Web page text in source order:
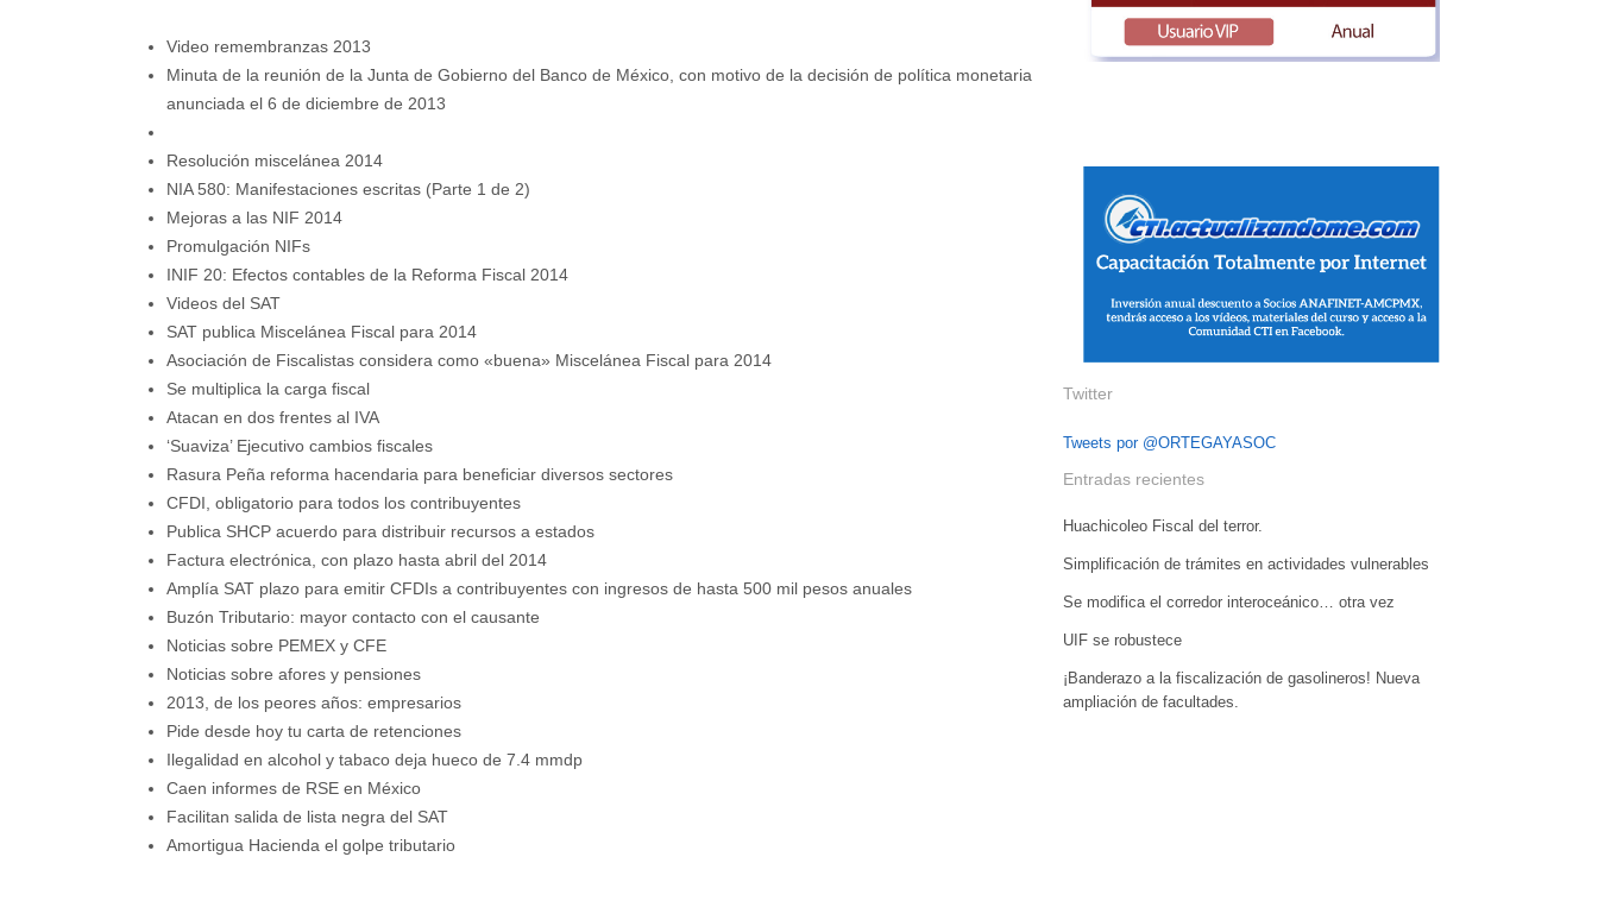
Video remembranzas 2013
Minuta de la reunión de la Junta de Gobierno del Banco de México, con motivo de la decisión de política monetaria
anunciada el 6 de diciembre de 2013
Resolución miscelánea 2014
NIA 580: Manifestaciones escritas (Parte 1 de 2)
Mejoras a las NIF 2014
Promulgación NIFs
INIF 20: Efectos contables de la Reforma Fiscal 2014
Videos del SAT
SAT publica Miscelánea Fiscal para 2014
Asociación de Fiscalistas considera como «buena» Miscelánea Fiscal para 2014
Se multiplica la carga fiscal
Atacan en dos frentes al IVA
‘Suaviza’ Ejecutivo cambios fiscales
Rasura Peña reforma hacendaria para beneficiar diversos sectores
CFDI, obligatorio para todos los contribuyentes
Publica SHCP acuerdo para distribuir recursos a estados
Factura electrónica, con plazo hasta abril del 2014
Amplía SAT plazo para emitir CFDIs a contribuyentes con ingresos de hasta 500 mil pesos anuales
Buzón Tributario: mayor contacto con el causante
Noticias sobre PEMEX y CFE
Noticias sobre afores y pensiones
2013, de los peores años: empresarios
Pide desde hoy tu carta de retenciones
Ilegalidad en alcohol y tabaco deja hueco de 7.4 mmdp
Caen informes de RSE en México
Facilitan salida de lista negra del SAT
Amortigua Hacienda el golpe tributario
Twitter
Tweets por @ORTEGAYASOC
Entradas recientes
Huachicoleo Fiscal del terror.
Simplificación de trámites en actividades vulnerables
Se modifica el corredor interoceánico… otra vez
UIF se robustece
¡Banderazo a la fiscalización de gasolineros! Nueva
ampliación de facultades.